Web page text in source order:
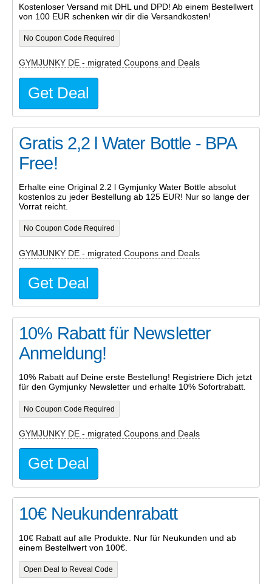
Kostenloser Versand mit DHL und DPD! Ab einem Bestellwert
von 100 EUR schenken wir dir die Versandkosten!
No Coupon Code Required
GYMJUNKY DE - migrated Coupons and Deals
Get Deal
Gratis 2,2 l Water Bottle - BPA
Free!
Erhalte eine Original 2.2 l Gymjunky Water Bottle absolut
kostenlos zu jeder Bestellung ab 125 EUR! Nur so lange der
Vorrat reicht.
No Coupon Code Required
GYMJUNKY DE - migrated Coupons and Deals
Get Deal
10% Rabatt für Newsletter
Anmeldung!
10% Rabatt auf Deine erste Bestellung! Registriere Dich jetzt
für den Gymjunky Newsletter und erhalte 10% Sofortrabatt.
No Coupon Code Required
GYMJUNKY DE - migrated Coupons and Deals
Get Deal
10€ Neukundenrabatt
10€ Rabatt auf alle Produkte. Nur für Neukunden und ab
einem Bestellwert von 100€.
Open Deal to Reveal Code